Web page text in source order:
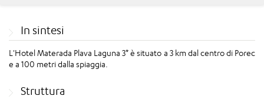
In sintesi
L'Hotel Materada Plava Laguna 3* è situato a 3 km dal centro di Porec
e a 100 metri dalla spiaggia.
Struttura